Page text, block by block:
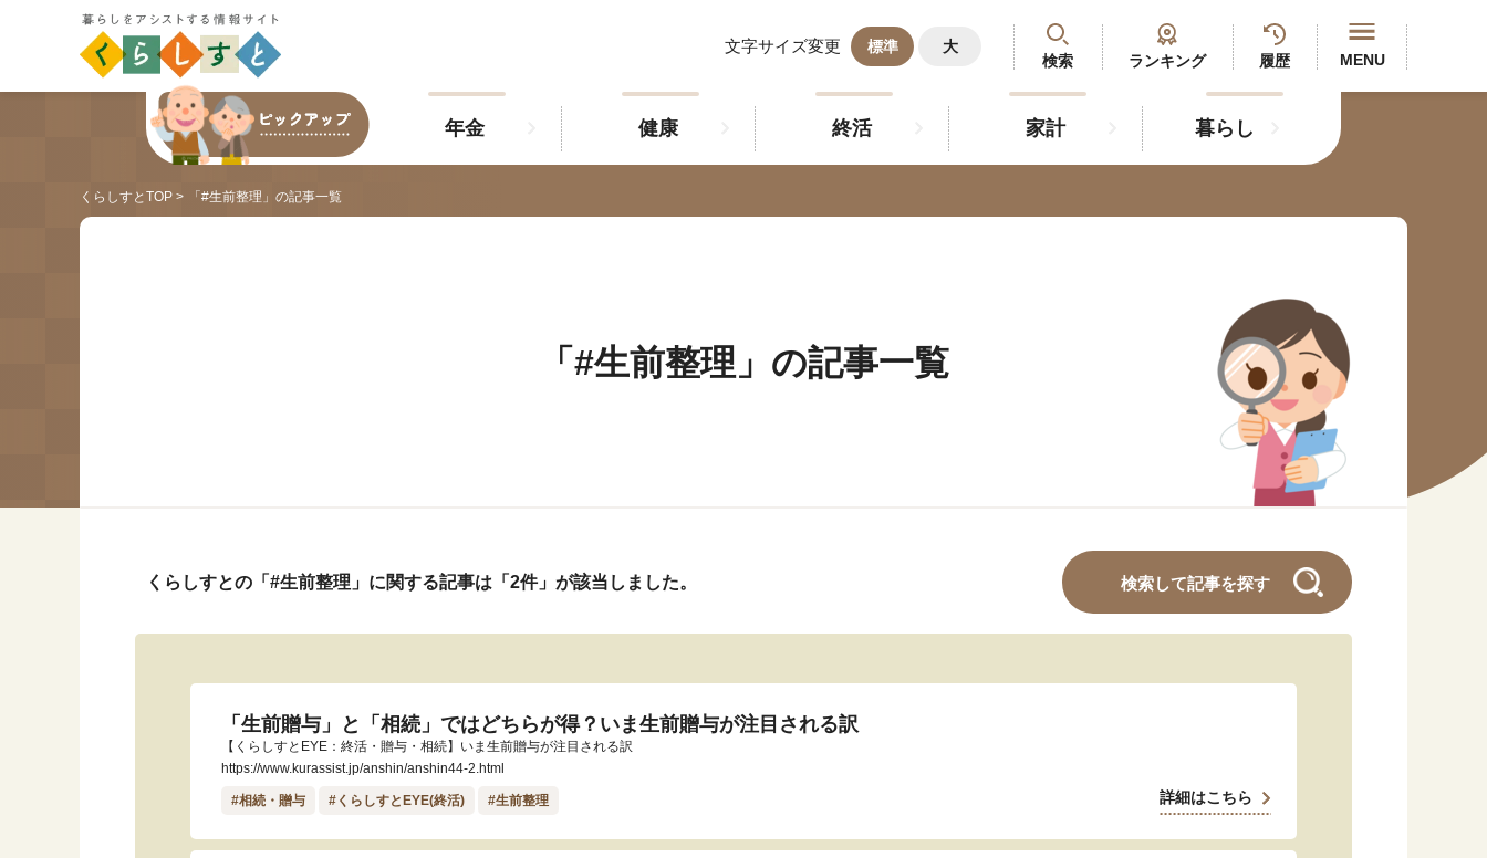
文字サイズ変更 標準
大
検索
ランキング 履歴 MENU
年金 健康 終活 家計 暮らし
最新記事 閲覧履歴
人気#タグ「5選」
#ねんきんAtoZ
くらしすとTOP 「#生前整理」の記事一覧
「#生前整理」の記事一覧
くらしすとの「#生前整理」に関する記事は「2件」が該当しました。 検索して記事を探す
「生前贈与」と「相続」ではどちらが得？いま生前贈与が注目される訳
【くらしすとEYE：終活・贈与・相続】いま生前贈与が注目される訳
https://www.kurassist.jp/anshin/anshin44-2.html
#相続・贈与 #くらしすとEYE(終活) #生前整理 詳細はこちら